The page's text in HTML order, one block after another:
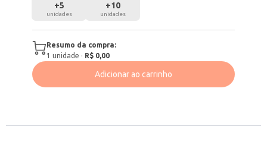
+5
unidades
+10
unidades
Resumo da compra:
1 unidade · R$ 0,00
Adicionar ao carrinho